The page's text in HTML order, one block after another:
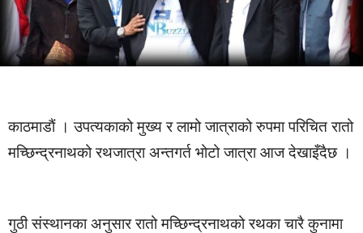
काठमाडाैं । उपत्यकाको मुख्य र लामो जात्राको रुपमा परिचित रातो
मच्छिन्द्रनाथको रथजात्रा अन्तगर्त भोटो जात्रा आज देखाइँदैछ ।
गुठी संस्थानका अनुसार रातो मच्छिन्द्रनाथको रथका चारै कुनामा